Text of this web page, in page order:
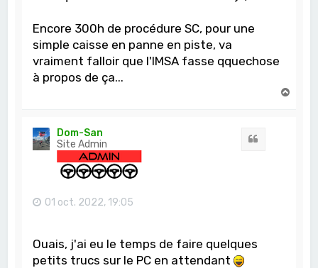
Encore 300h de procédure SC, pour une
simple caisse en panne en piste, va
vraiment falloir que l'IMSA fasse qquechose
à propos de ça...
Dom-San
Site Admin
01 oct. 2022, 19:05
Ouais, j'ai eu le temps de faire quelques
petits trucs sur le PC en attendant